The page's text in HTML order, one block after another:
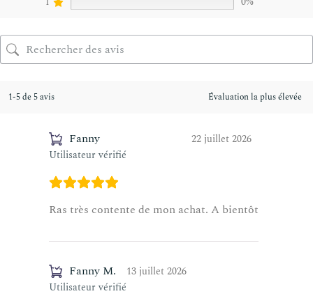
1-5 de 5 avis
Fanny
Utilisateur vérifié
22 juillet 2026
Ras très contente de mon achat. A bientôt
Fanny M.
Utilisateur vérifié
13 juillet 2026